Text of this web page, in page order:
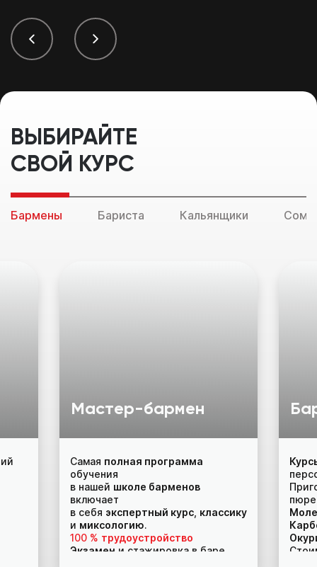
ВЫБИРАЙТЕ
СВОЙ КУРС
Бармены Бариста Кальянщики
Мастер-бармен
Самая полная программа
обучения
в нашей школе барменов
включает
в себя экспертный курс классику
и миксологию.
100 % трудоустройство
Экзамен и стажировка в баре